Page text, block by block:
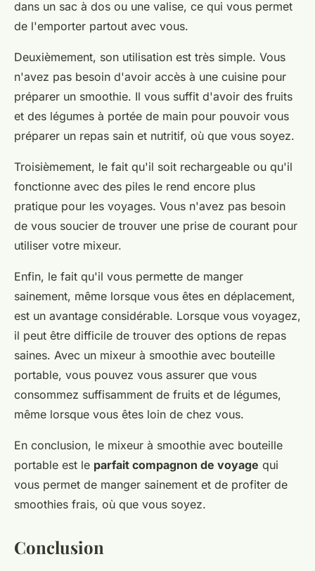
dans un sac à dos ou une valise, ce qui vous permet
de l'emporter partout avec vous.
Deuxièmement, son utilisation est très simple. Vous
n'avez pas besoin d'avoir accès à une cuisine pour
préparer un smoothie. Il vous suffit d'avoir des fruits
et des légumes à portée de main pour pouvoir vous
préparer un repas sain et nutritif, où que vous soyez.
Troisièmement, le fait qu'il soit rechargeable ou qu'il
fonctionne avec des piles le rend encore plus
pratique pour les voyages. Vous n'avez pas besoin
de vous soucier de trouver une prise de courant pour
utiliser votre mixeur.
Enfin, le fait qu'il vous permette de manger
sainement, même lorsque vous êtes en déplacement,
est un avantage considérable. Lorsque vous voyagez,
il peut être difficile de trouver des options de repas
saines. Avec un mixeur à smoothie avec bouteille
portable, vous pouvez vous assurer que vous
consommez suffisamment de fruits et de légumes,
même lorsque vous êtes loin de chez vous.
En conclusion, le mixeur à smoothie avec bouteille
portable est le parfait compagnon de voyage qui
vous permet de manger sainement et de profiter de
smoothies frais, où que vous soyez.
Conclusion